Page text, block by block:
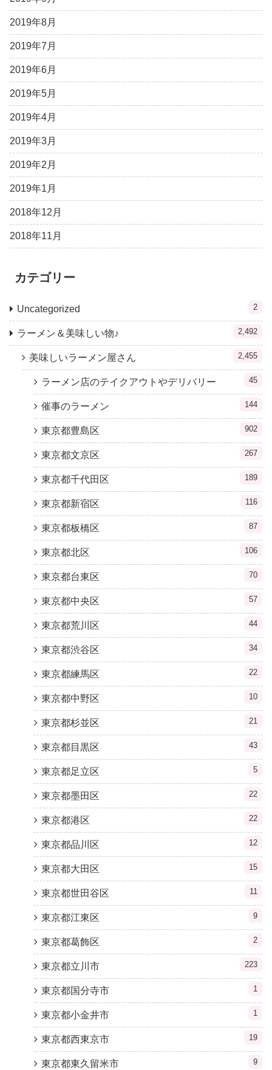
2019年8月
2019年7月
2019年6月
2019年5月
2019年4月
2019年3月
2019年2月
2019年1月
2018年12月
2018年11月
カテゴリー
Uncategorized 2
ラーメン＆美味しい物♪ 2,492
美味しいラーメン屋さん 2,455
ラーメン店のテイクアウトやデリバリー 45
催事のラーメン 144
東京都豊島区 902
東京都文京区 267
東京都千代田区 189
東京都新宿区 116
東京都板橋区 87
東京都北区 106
東京都台東区 70
東京都中央区 57
東京都荒川区 44
東京都渋谷区 34
東京都練馬区 22
東京都中野区 10
東京都杉並区 21
東京都目黒区 43
東京都足立区 5
東京都墨田区 22
東京都港区 22
東京都品川区 12
東京都大田区 15
東京都世田谷区 11
東京都江東区 9
東京都葛飾区 2
東京都立川市 223
東京都国分寺市 1
東京都小金井市 1
東京都西東京市 19
東京都東久留米市 9